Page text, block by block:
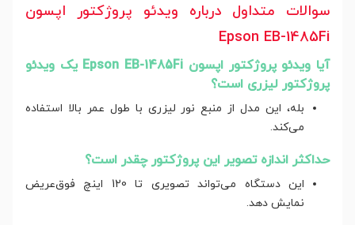
سوالات متداول درباره ویدئو پروژکتور اپسون
Epson EB-1485Fi
آیا ویدئو پروژکتور اپسون Epson EB-1485Fi یک ویدئو
پروژکتور لیزری است؟
بله، این مدل از منبع نور لیزری با طول عمر بالا استفاده
می‌کند.
حداکثر اندازه تصویر این پروژکتور چقدر است؟
این دستگاه می‌تواند تصویری تا 120 اینچ فوق‌عریض
نمایش دهد.